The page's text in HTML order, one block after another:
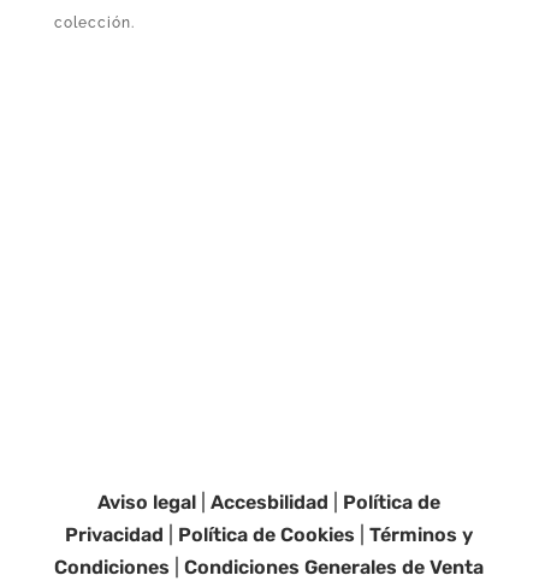
colección.
Aviso legal |Accesbilidad
Política de
Privacidad
Política de Cookies |Términos y
Condiciones |Condiciones Generales de Venta